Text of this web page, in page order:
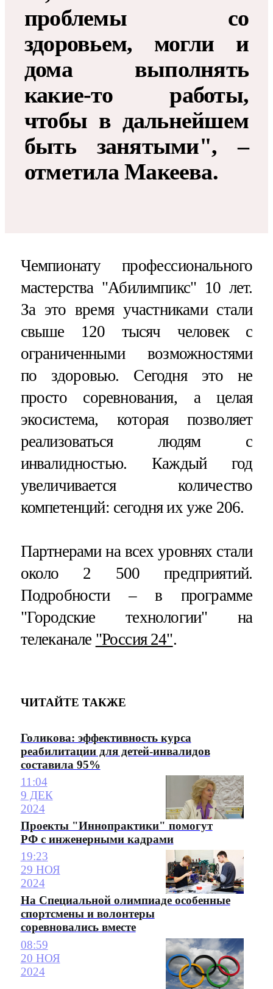
проблемы со
здоровьем, могли и
дома выполнять
какие-то работы,
чтобы в дальнейшем
быть занятыми", –
отметила Макеева.
Чемпионату профессионального
мастерства "Абилимпикс" 10 лет.
За это время участниками стали
свыше 120 тысяч человек с
ограниченными возможностями
по здоровью. Сегодня это не
просто соревнования, а целая
экосистема, которая позволяет
реализоваться людям с
инвалидностью. Каждый год
увеличивается количество
компетенций: сегодня их уже 206.
Партнерами на всех уровнях стали
около 2 500 предприятий.
Подробности – в программе
"Городские технологии" на
телеканале "Россия 24".
ЧИТАЙТЕ ТАКЖЕ
Голикова: эффективность курса
реабилитации для детей-инвалидов
составила 95%
11:04
9 ДЕК
2024
Проекты "Иннопрактики" помогут
РФ с инженерными кадрами
19:23
29 НОЯ
2024
На Специальной олимпиаде особенные
спортсмены и волонтеры
соревновались вместе
08:59
20 НОЯ
2024